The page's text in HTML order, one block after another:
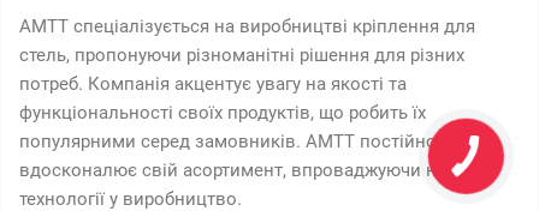
AMTT спеціалізується на виробництві кріплення для
стель, пропонуючи різноманітні рішення для різних
потреб. Компанія акцентує увагу на якості та
функціональності своїх продуктів, що робить їх
популярними серед замовників. AMTT постійно
вдосконалює свій асортимент, впроваджуючи нові
технології у виробництво.